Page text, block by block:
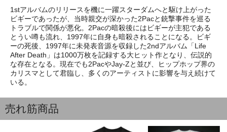
1stアルバムのリリースを機に一躍スターダムへと駆け上がった
ビギーであったが、当時親交が深かった2Pacと銃撃事件を巡る
トラブルで関係が悪化。2Pacの暗殺後にはビギーが主犯である
とうい噂も流れ、1997年に自身も暗殺されることになる。ビギ
ーの死後、1997年に未発表音源を収録した2ndアルバム「Life
After Death」は1000万枚を記録する大ヒット作となり、伝説的
な存在となる。現在でも2PacやJay-Zと並び、ヒップホップ界の
カリスマとして君臨し、多くのアーティストに影響を与え続けて
いる。
売れ筋商品